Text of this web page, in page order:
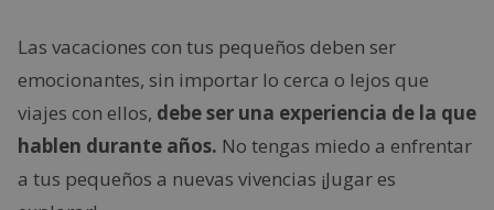
Las vacaciones con tus pequeños deben ser
emocionantes, sin importar lo cerca o lejos que
viajes con ellos, debe ser una experiencia de la que
hablen durante años. No tengas miedo a enfrentar
a tus pequeños a nuevas vivencias ¡Jugar es